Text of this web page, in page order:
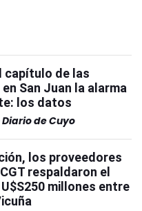
capítulo de las
San Juan la alarma
los datos
de Cuyo
los proveedores
respaldaron el
millones entre